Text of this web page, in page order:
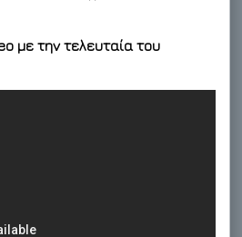
με την τελευταία του